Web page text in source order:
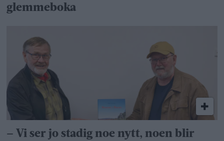
glemmeboka
– Vi ser jo stadig noe nytt, noen blir